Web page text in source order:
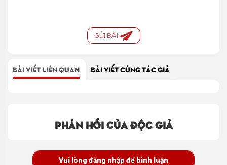
GỬI BÀI
BÀI VIẾT LIÊN QUAN BÀI VIẾT CÙNG TÁC GIẢ
Phản hồi của độc giả
Vui lòng đăng nhập để bình luận